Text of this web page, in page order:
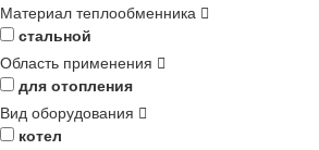
Материал теплообменника
стальной
Область применения
для отопления
Вид оборудования
котел